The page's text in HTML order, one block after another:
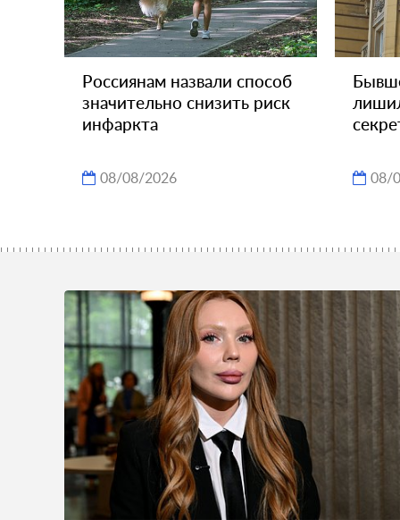
Россиянам назвали способ
значительно снизить риск
инфаркта
08/08/2026 08/